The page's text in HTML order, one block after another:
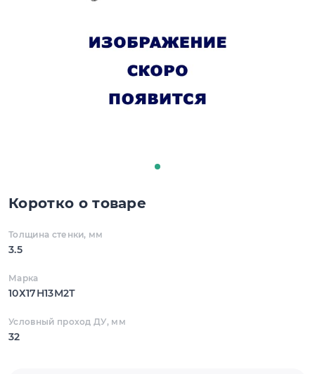
Коротко о товаре
Толщина стенки, мм
3.5
Марка
10Х17Н13М2Т
Условный проход ДУ, мм
32